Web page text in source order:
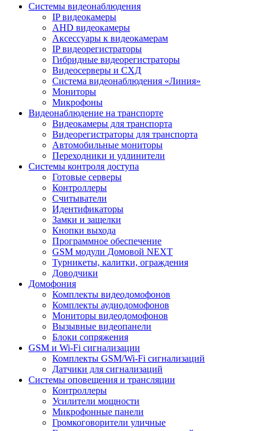
Системы видеонаблюдения
IP видеокамеры
AHD видеокамеры
Аксессуары к видеокамерам
IP видеорегистраторы
Гибридные видеорегистраторы
Видеосерверы и СХД
Система видеонаблюдения «Линия»
Мониторы
Микрофоны
Видеонаблюдение на транспорте
Видеокамеры для транспорта
Видеорегистраторы для транспорта
Автомобильные мониторы
Переходники и удлинители
Системы контроля доступа
Готовые серверы
Контроллеры
Считыватели
Идентификаторы
Замки и защелки
Кнопки выхода
Программное обеспечение
GSM модули Домовой NEXT
Турникеты, калитки, ограждения
Доводчики
Домофония
Комплекты видеодомофонов
Комплекты аудиодомофонов
Мониторы видеодомофонов
Вызывные видеопанели
Блоки сопряжения
GSM и Wi-Fi сигнализации
Комплекты GSM/Wi-Fi сигнализаций
Датчики для сигнализаций
Системы оповещения и трансляции
Контроллеры
Усилители мощности
Микрофонные панели
Громкоговорители уличные